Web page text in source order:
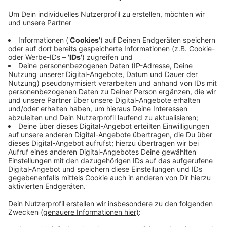
Anzeige
Demnach fallen weiterhin alle E-Buslinien und
Verstärkerfahrten weg. Und auch die Nachlinien fahren
weiterhin nicht, weil das öffentliche Nachtleben so
weit heruntergefahren ist.
Die anderen Linien der Wupsi fahren auch weiterhin
nach dem regulären Fahrplan. Wann genau der
Ferienfahrplan wieder vom normalen abgelöst wird,
das ist noch nicht bekannt.
Anzeige